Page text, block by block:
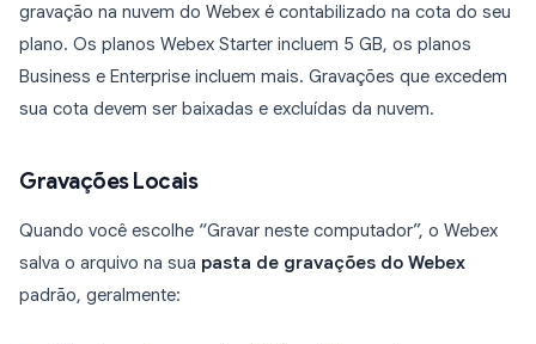
gravação na nuvem do Webex é contabilizado na cota do seu
plano. Os planos Webex Starter incluem 5 GB, os planos
Business e Enterprise incluem mais. Gravações que excedem
sua cota devem ser baixadas e excluídas da nuvem.
Gravações Locais
Quando você escolhe “Gravar neste computador”, o Webex
salva o arquivo na sua pasta de gravações do Webex
padrão, geralmente: